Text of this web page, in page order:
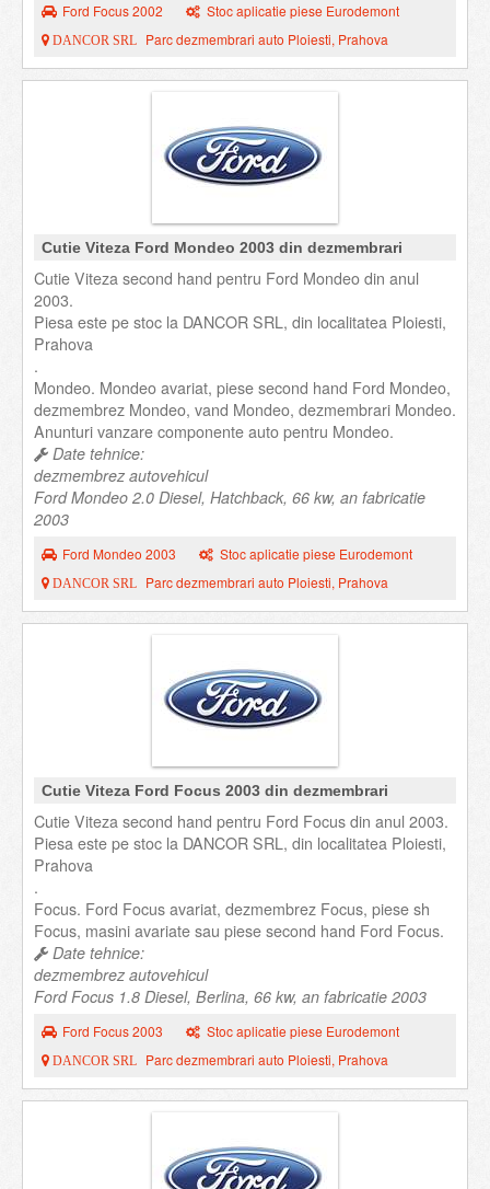
Ford Focus 2002 Stoc aplicatie piese Eurodemont
DANCOR SRL Parc dezmembrari auto Ploiesti, Prahova
Cutie Viteza Ford Mondeo 2003 din dezmembrari
Cutie Viteza second hand pentru Ford Mondeo din anul
2003.
Piesa este pe stoc la DANCOR SRL, din localitatea Ploiesti,
Prahova
.
Mondeo. Mondeo avariat, piese second hand Ford Mondeo,
dezmembrez Mondeo, vand Mondeo, dezmembrari Mondeo.
Anunturi vanzare componente auto pentru Mondeo.
Date tehnice:
dezmembrez autovehicul
Ford Mondeo 2.0 Diesel, Hatchback, 66 kw, an fabricatie
2003
Ford Mondeo 2003 Stoc aplicatie piese Eurodemont
DANCOR SRL Parc dezmembrari auto Ploiesti, Prahova
Cutie Viteza Ford Focus 2003 din dezmembrari
Cutie Viteza second hand pentru Ford Focus din anul 2003.
Piesa este pe stoc la DANCOR SRL, din localitatea Ploiesti,
Prahova
.
Focus. Ford Focus avariat, dezmembrez Focus, piese sh
Focus, masini avariate sau piese second hand Ford Focus.
Date tehnice:
dezmembrez autovehicul
Ford Focus 1.8 Diesel, Berlina, 66 kw, an fabricatie 2003
Ford Focus 2003 Stoc aplicatie piese Eurodemont
DANCOR SRL Parc dezmembrari auto Ploiesti, Prahova